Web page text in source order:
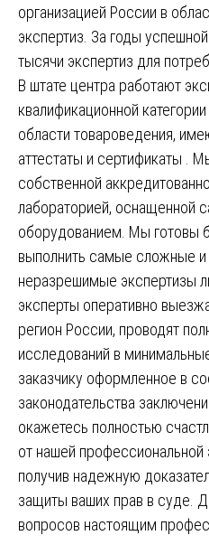
организацией России в
экспертиз. За годы
тысячи экспертиз для
В штате центра работают
квалификационной
области товароведения,
аттестаты и сертификаты .
собственной
лабораторией,
оборудованием. Мы готовы
выполнить самые сложные и
неразрешимые экспертизы
эксперты оперативно
регион России, проводят
исследований в
заказчику оформленное в
законодательства
окажетесь полностью
от нашей профессиональной
получив надежную
защиты ваших прав в суде.
вопросов настоящим